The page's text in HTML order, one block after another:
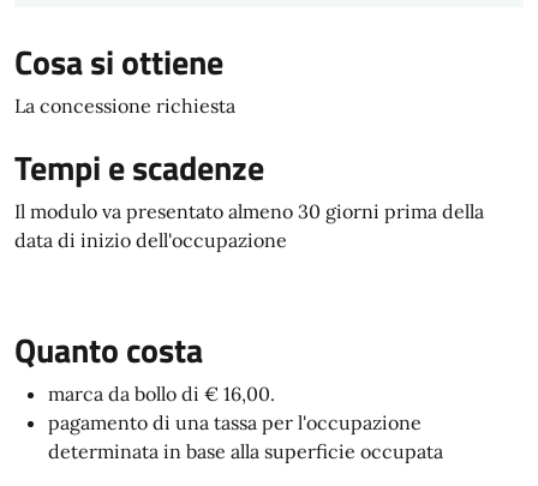
Cosa si ottiene
La concessione richiesta
Tempi e scadenze
Il modulo va presentato almeno 30 giorni prima della
data di inizio dell'occupazione
Quanto costa
marca da bollo di € 16,00.
pagamento di una tassa per l'occupazione
determinata in base alla superficie occupata